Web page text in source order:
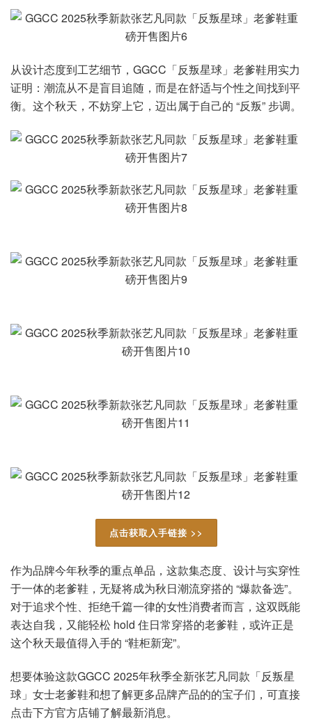
从设计态度到工艺细节，GGCC「反叛星球」老爹鞋用实力
证明：潮流从不是盲目追随，而是在舒适与个性之间找到平
衡。这个秋天，不妨穿上它，迈出属于自己的 “反叛” 步调。
点击获取入手链接 >>
作为品牌今年秋季的重点单品，这款集态度、设计与实穿性
于一体的老爹鞋，无疑将成为秋日潮流穿搭的 “爆款备选”。
对于追求个性、拒绝千篇一律的女性消费者而言，这双既能
表达自我，又能轻松 hold 住日常穿搭的老爹鞋，或许正是
这个秋天最值得入手的 “鞋柜新宠”。
想要体验这款GGCC 2025年秋季全新张艺凡同款「反叛星
球」女士老爹鞋和想了解更多品牌产品的的宝子们，可直接
点击下方官方店铺了解最新消息。